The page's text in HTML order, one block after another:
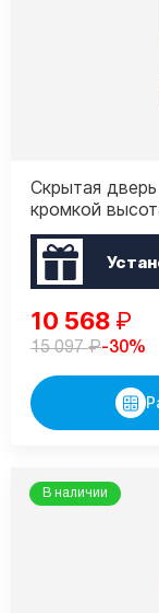
Скрытая
кромкой
10 568 ₽
15 097₽-30%
В наличии